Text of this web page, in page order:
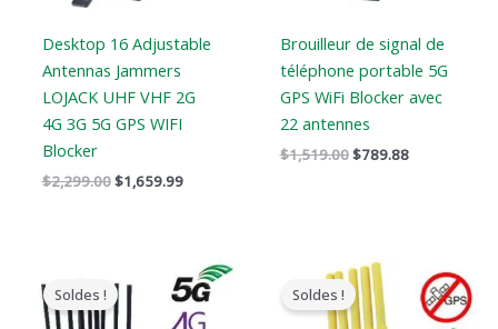
Desktop 16 Adjustable
Antennas Jammers
LOJACK UHF VHF 2G
4G 3G 5G GPS WIFI
Blocker
$2,299.00$1,659.99
Brouilleur de signal de
téléphone portable 5G
GPS WiFi Blocker avec
22 antennes
$1,519.00$789.88
Soldes !
prix
original
était
prix
actuel
est
Soldes !
Le
prix
original
était
actuel